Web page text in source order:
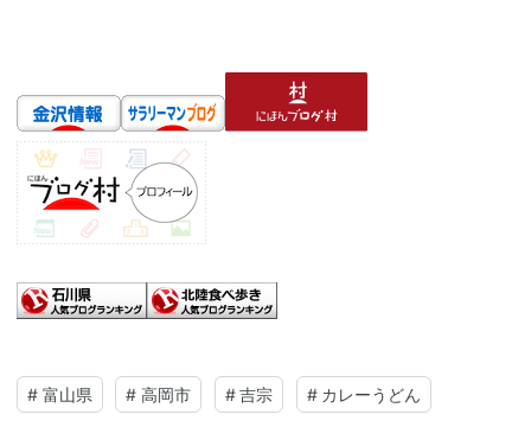
# 富山県 # 高岡市 # 吉宗 # カレーうどん